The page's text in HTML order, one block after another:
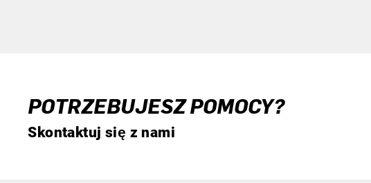
POTRZEBUJESZ POMOCY?
Skontaktuj się z nami